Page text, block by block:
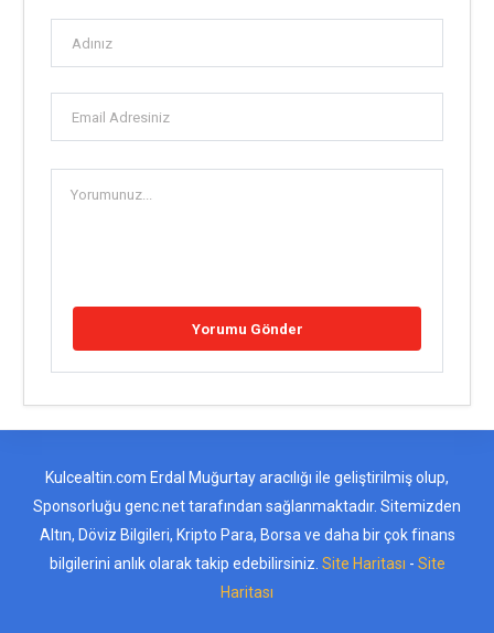
Kulcealtin.com Erdal Muğurtay aracılığı ile geliştirilmiş olup,
Sponsorluğu genc.net tarafından sağlanmaktadır. Sitemizden
Altın, Döviz Bilgileri, Kripto Para, Borsa ve daha bir çok finans
bilgilerini anlık olarak takip edebilirsiniz. Site Haritası - Site
Haritası